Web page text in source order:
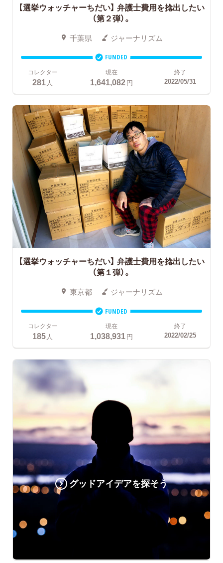
【選挙ウォッチャーちだい】 弁護士費用を捻出したい
（第２弾）。
千葉県 ジャーナリズム
FUNDED
コレクター
281人
現在
1,641,082円
終了
2022/05/31
【選挙ウォッチャーちだい】 弁護士費用を捻出したい
（第１弾）。
東京都 ジャーナリズム
FUNDED
コレクター
185人
現在
1,038,931円
終了
2022/02/25
グッドアイデアを探そう